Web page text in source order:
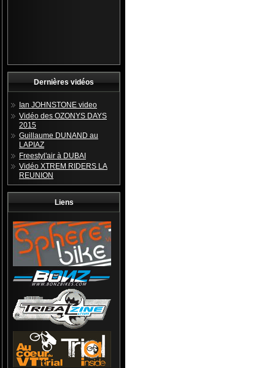
Dernières vidéos
Ian JOHNSTONE video
Vidéo des OZONYS DAYS
2015
Guillaume DUNAND au
LAPIAZ
Freestyl'air à DUBAI
Vidéo XTREM RIDERS LA
REUNION
Liens